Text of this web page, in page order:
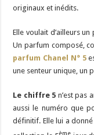
originaux et inédits.
Elle voulait d’ailleurs
Un parfum composé,
parfum Chanel N° 5
une senteur unique, un
Le chiffre 5 n’est pas
aussi le numéro que
définitif. Elle lui a
ème